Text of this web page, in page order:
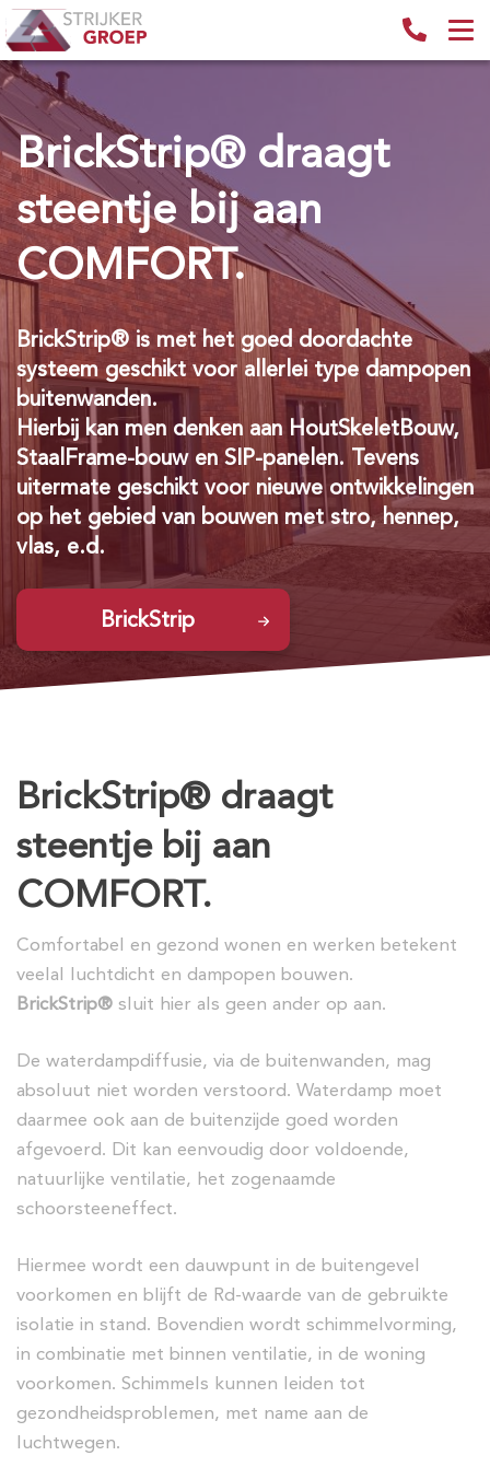
BrickStrip® draagt
steentje bij aan
COMFORT.
BrickStrip® is met het goed doordachte
systeem geschikt voor allerlei type dampopen
buitenwanden.
Hierbij kan men denken aan HoutSkeletBouw,
StaalFrame-bouw en SIP-panelen. Tevens
uitermate geschikt voor nieuwe ontwikkelingen
op het gebied van bouwen met stro, hennep,
vlas, e.d.
BrickStrip
BrickStrip® draagt
steentje bij aan
COMFORT.
Comfortabel en gezond wonen en werken betekent
veelal luchtdicht en dampopen bouwen.
BrickStrip® sluit hier als geen ander op aan.
De waterdampdiffusie, via de buitenwanden, mag
absoluut niet worden verstoord. Waterdamp moet
daarmee ook aan de buitenzijde goed worden
afgevoerd. Dit kan eenvoudig door voldoende,
natuurlijke ventilatie, het zogenaamde
schoorsteeneffect.
Hiermee wordt een dauwpunt in de buitengevel
voorkomen en blijft de Rd-waarde van de gebruikte
isolatie in stand. Bovendien wordt schimmelvorming,
in combinatie met binnen ventilatie, in de woning
voorkomen. Schimmels kunnen leiden tot
gezondheidsproblemen, met name aan de
luchtwegen.